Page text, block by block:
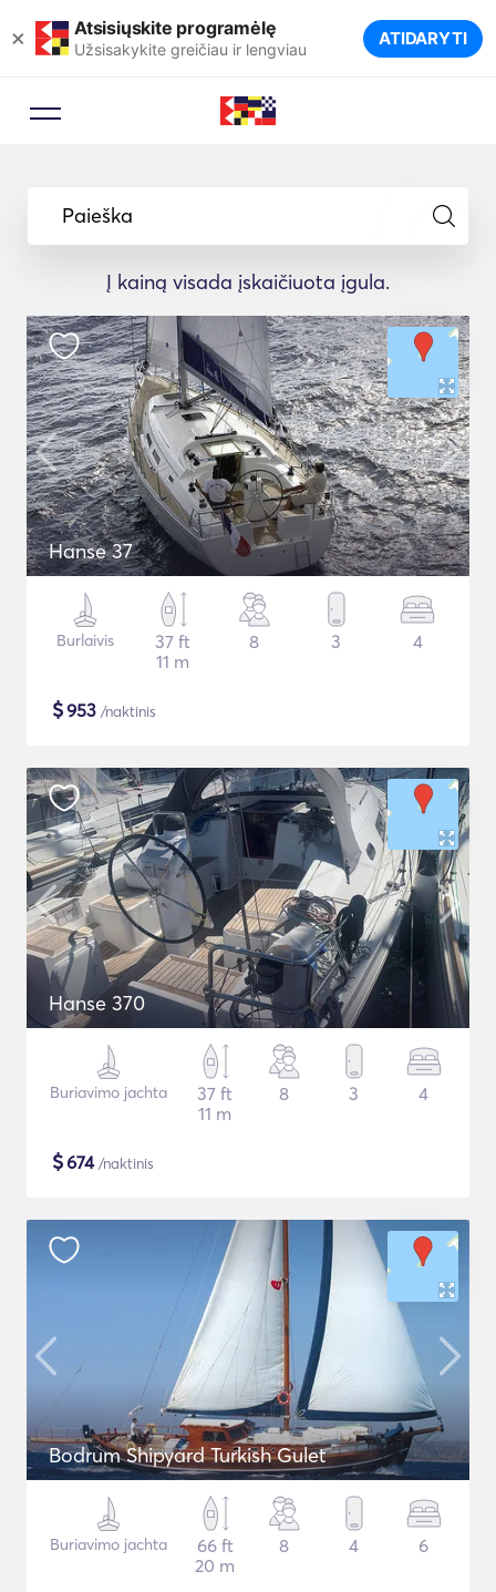
× Atsisiųskite programėlę
Užsisakykite greičiau ir lengviau ATIDARYTI
Paieška
Į kainą visada įskaičiuota įgula.
Hanse 37
Burlaivis
37 ft
11 m
8 3 4
$953 /naktinis
Hanse 370
Buriavimo jachta
37 ft
11 m
8 3 4
$674/naktinis
Bodrum Shipyard Turkish Gulet
Buriavimo jachta
66 ft
20 m
8 4 6